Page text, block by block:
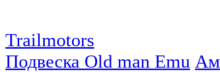
Trailmotors
Подвеска Old man Emu